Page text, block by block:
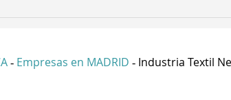
- Empresas en MADRID - Industria Textil